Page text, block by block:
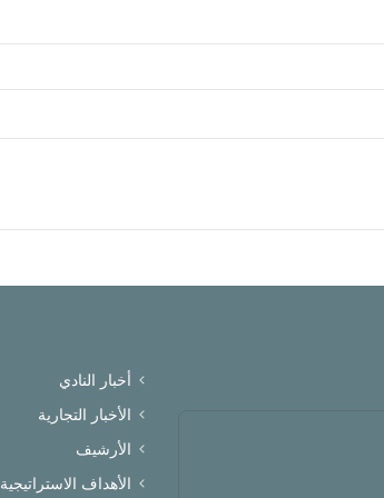
أخبار النادي
الأخبار التجارية
الأرشيف
الأهداف الاستراتيجية